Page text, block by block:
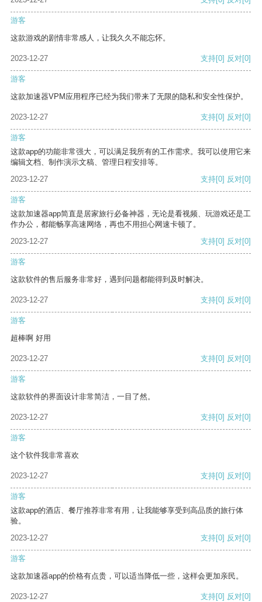
游客
这款游戏的剧情非常感人，让我久久不能忘怀。
2023-12-27 支持[0] 反对[0]
游客
这款加速器VPM应用程序已经为我们带来了无限的隐私和安全性保护。
2023-12-27 支持[0] 反对[0]
游客
这款app的功能非常强大，可以满足我所有的工作需求。我可以使用它来
编辑文档、制作演示文稿、管理日程安排等。
2023-12-27
支持[0] 反对[0]
游客
这款加速器app简直是居家旅行必备神器，无论是看视频、玩游戏还是工
作办公，都能畅享高速网络，再也不用担心网速卡顿了。
2023-12-27
支持[0] 反对[0]
游客
这款软件的售后服务非常好，遇到问题都能得到及时解决。
2023-12-27 支持[0] 反对[0]
游客
超棒啊 好用
2023-12-27 支持[0] 反对[0]
游客
这款软件的界面设计非常简洁，一目了然。
2023-12-27 支持[0] 反对[0]
游客
这个软件我非常喜欢
2023-12-27 支持[0] 反对[0]
游客
这款app的酒店、餐厅推荐非常有用，让我能够享受到高品质的旅行体
验。
2023-12-27
支持[0] 反对[0]
游客
这款加速器app的价格有点贵，可以适当降低一些，这样会更加亲民。
2023-12-27 支持[0] 反对[0]